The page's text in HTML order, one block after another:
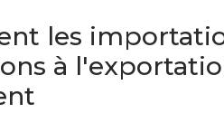
les
à